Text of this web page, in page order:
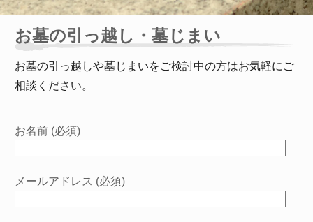
お墓の引っ越し・墓じまい
お墓の引っ越しや墓じまいをご検討中の方はお気軽にご
相談ください。
お名前 (必須)
メールアドレス (必須)